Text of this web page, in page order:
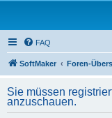
FAQ
SoftMaker Foren-
Sie müssen
anzuschauen.